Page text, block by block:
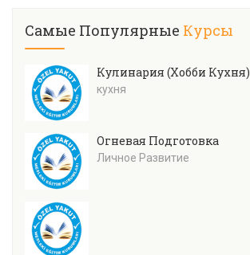
Самые Популярные Курсы
Кулинария (Хобби Кухня)
кухня
Огневая Подготовка
Личное Развитие